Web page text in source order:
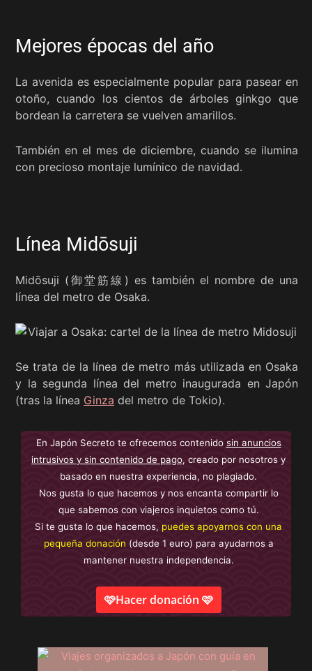
Mejores épocas del año
La avenida es especialmente popular para pasear en
otoño, cuando los cientos de árboles ginkgo que
bordean la carretera se vuelven amarillos.
También en el mes de diciembre, cuando se ilumina
con precioso montaje lumínico de navidad.
Línea Midōsuji
Midōsuji (御堂筋線) es también el nombre de una
línea del metro de Osaka.
Se trata de la línea de metro más utilizada en Osaka
y la segunda línea del metro inaugurada en Japón
(tras la línea Ginza del metro de Tokio).
En Japón Secreto te ofrecemos contenido sin anuncios
intrusivos y sin contenido de pago, creado por nosotros y
basado en nuestra experiencia, no plagiado.
Nos gusta lo que hacemos y nos encanta compartir lo
que sabemos con viajeros inquietos como tú.
Si te gusta lo que hacemos, puedes apoyarnos con una
pequeña donación (desde 1 euro) para ayudarnos a
mantener nuestra independencia.
🩷Hacer donación 🩷